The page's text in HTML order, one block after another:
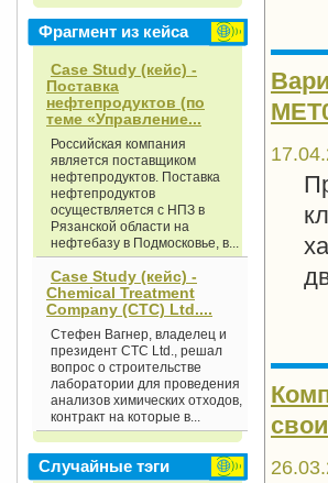
Фрагмент из кейса
Case Study (кейс) -
Поставка
нефтепродуктов (по
теме «Управление...
Российская компания
является поставщиком
нефтепродуктов. Поставка
нефтепродуктов
осуществляется с НПЗ в
Рязанской области на
нефтебазу в Подмосковье, в...
Case Study (кейс) -
Chemical Treatment
Company (СТС) Ltd....
Стефен Вагнер, владелец и
президент СТС Ltd., решал
вопрос о строительстве
лаборатории для проведения
анализов химических отходов,
контракт на которые в...
Случайные тэги